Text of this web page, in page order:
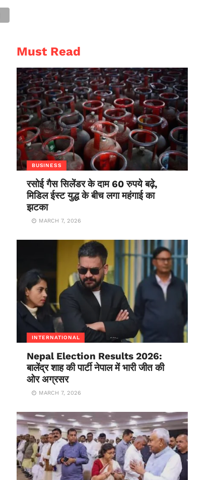
Must Read
BUSINESS
रसोई गैस सिलेंडर के दाम 60 रुपये बढ़े,
मिडिल ईस्ट युद्ध के बीच लगा महंगाई का
झटका
MARCH 7, 2026
INTERNATIONAL
Nepal Election Results 2026:
बालेंद्र शाह की पार्टी नेपाल में भारी जीत की
ओर अग्रसर
MARCH 7, 2026